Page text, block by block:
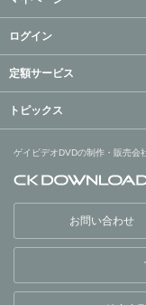
ログイン
定額サービス
トピックス
ゲイビデオDVDの制作・販売会
ョンが運営する公式動画配
信サイト
お問い合わせ